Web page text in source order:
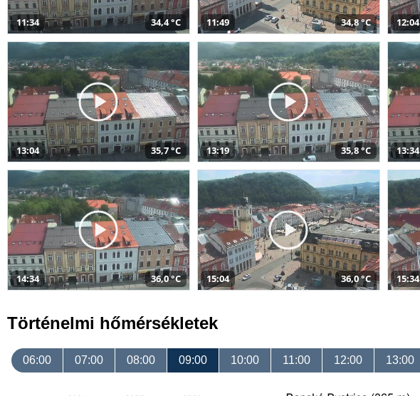
11:34 34,4 °C 11:49 34,8 °C 12:04
13:04 35,7 °C 13:19 35,8 °C 13:34
14:34 36,0 °C 15:04 36,0 °C 15:34
Történelmi hőmérsékletek
06:00 07:00 08:00 09:00 10:00 11:00 12:00 13:00